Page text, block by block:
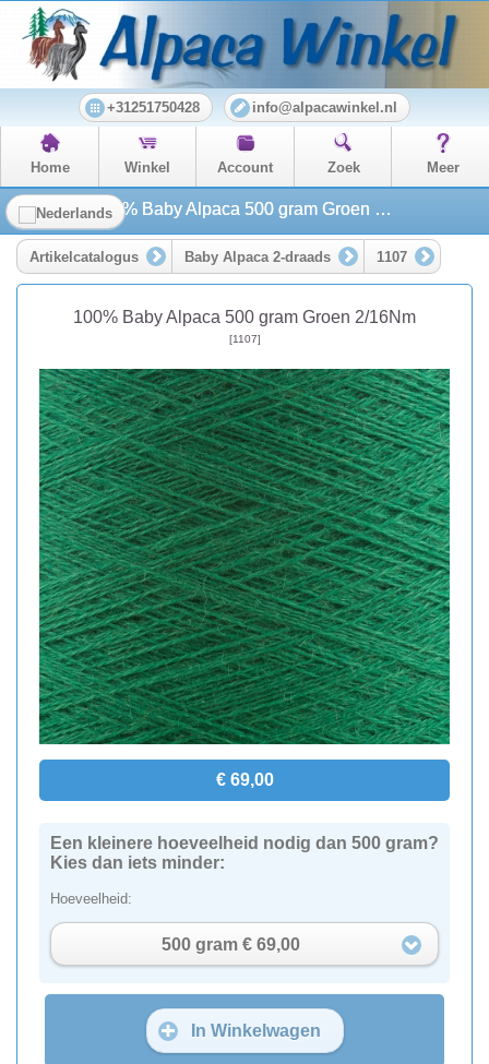
+31251750428 info@alpacawinkel.nl
Home Winkel Account Zoek Meer
100% Baby Alpaca 500 gram Groen 2/16Nm
Artikelcatalogus Baby Alpaca 2-draads 1107
100% Baby Alpaca 500 gram Groen 2/16Nm
[1107]
€ 69,00
Een kleinere hoeveelheid nodig dan 500 gram?
Kies dan iets minder:
Hoeveelheid:
500 gram € 69,00
In Winkelwagen